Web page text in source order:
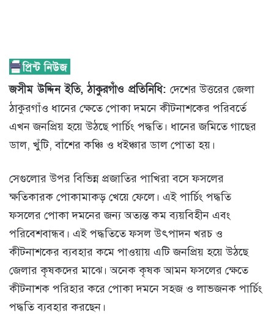
জসীম উদ্দিন ইতি, ঠাকুরগাঁও প্রতিনিধি: দেশের উত্তরের জেলা
ঠাকুরগাঁও ধানের ক্ষেতে পোকা দমনে কীটনাশকের পরিবর্তে
এখন জনপ্রিয় হয়ে উঠছে পার্চিং পদ্ধতি। ধানের জমিতে গাছের
ডাল, খুঁটি, বাঁশের কঞ্চি ও ধইঞ্চার ডাল পোতা হয়।
সেগুলোর উপর বিভিন্ন প্রজাতির পাখিরা বসে ফসলের
ক্ষতিকারক পোকামাকড় খেয়ে ফেলে। এই পার্চিং পদ্ধতি
ফসলের পোকা দমনের জন্য অত্যন্ত কম ব্যয়বিহীন এবং
পরিবেশবান্ধব। এই পদ্ধতিতে ফসল উৎপাদন খরচ ও
কীটনাশকের ব্যবহার কমে পাওয়ায় এটি জনপ্রিয় হয়ে উঠছে
জেলার কৃষকদের মাঝে। অনেক কৃষক আমন ফসলের ক্ষেতে
কীটনাশক পরিহার করে পোকা দমনে সহজ ও লাভজনক পার্চিং
পদ্ধতি ব্যবহার করছেন।